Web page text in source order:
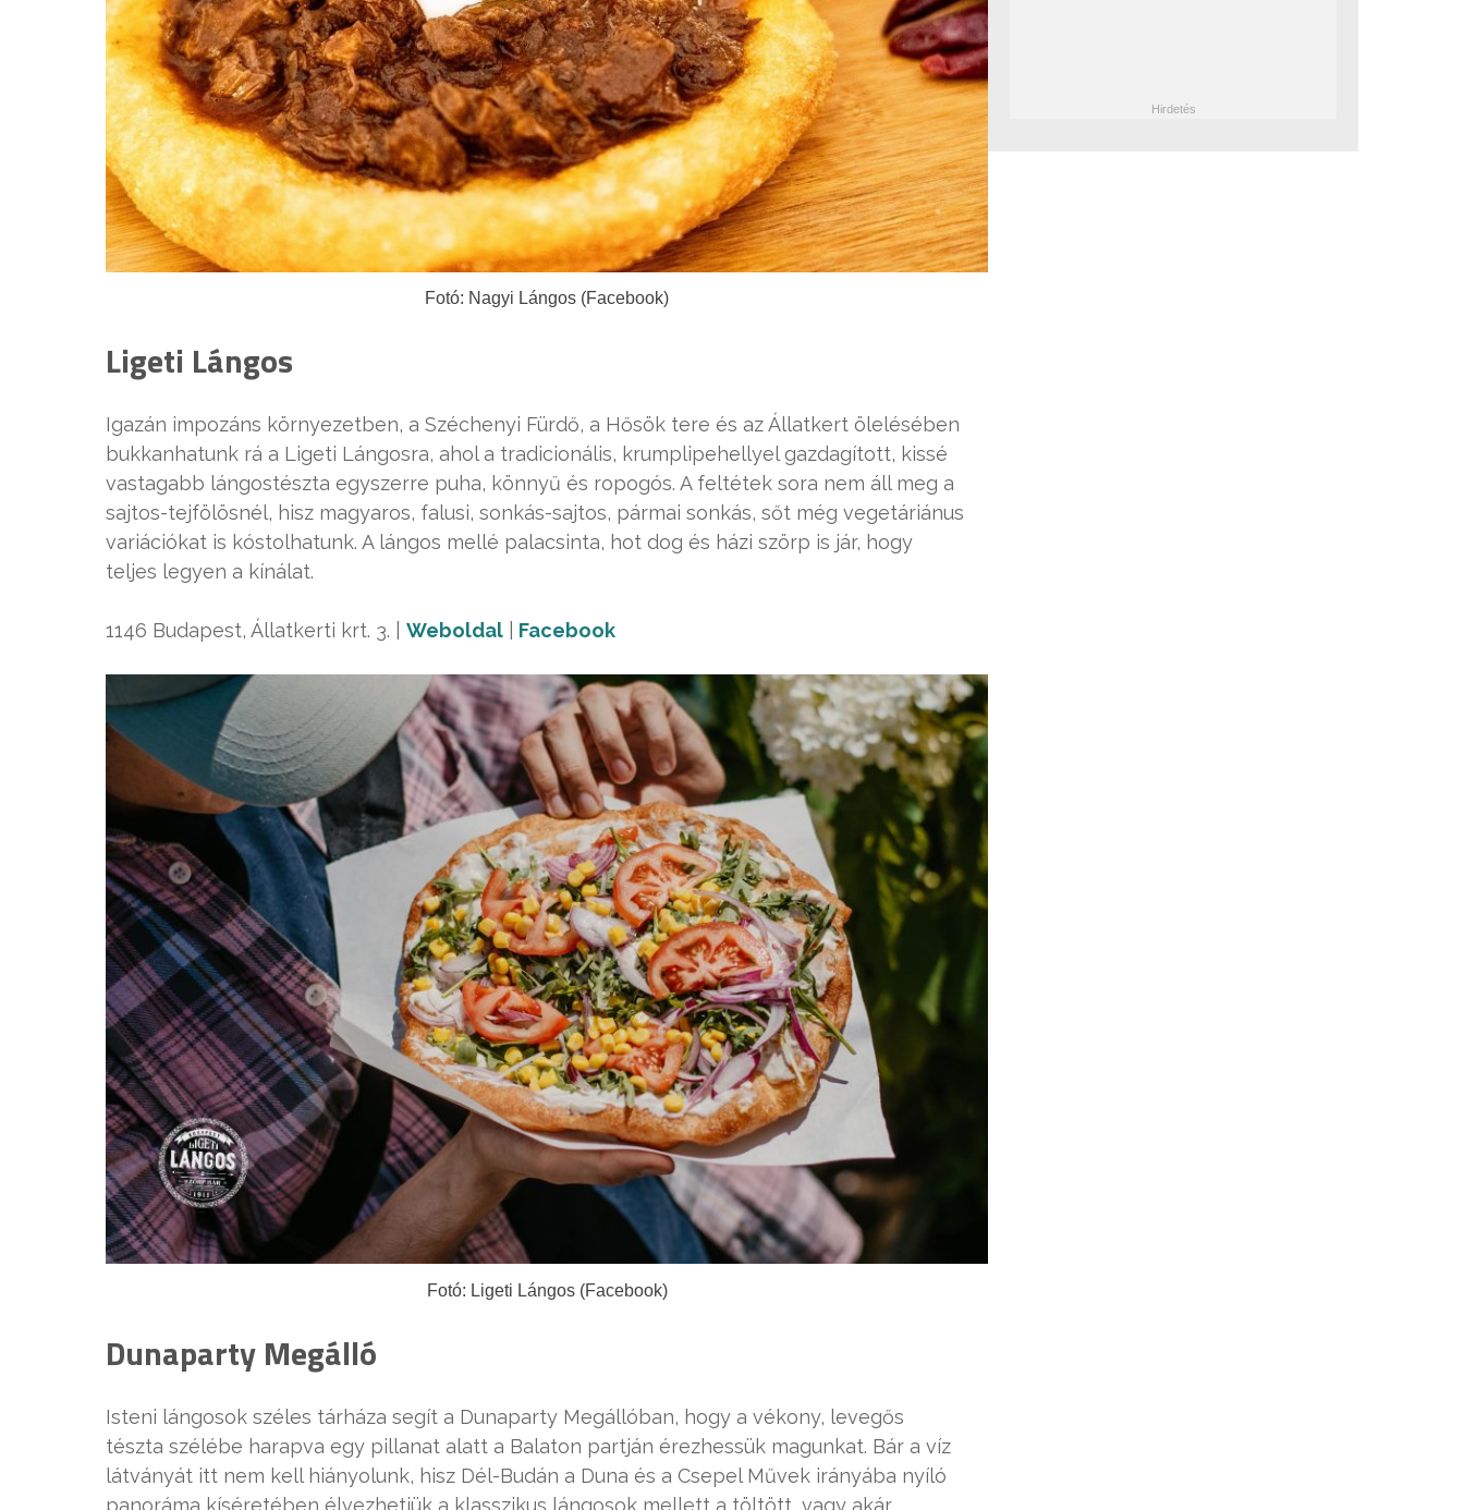
Fotó: Nagyi Lángos (Facebook)
Ligeti Lángos
Igazán impozáns környezetben, a Széchenyi Fürdő, a Hősök tere és az Állatkert ölelésében
bukkanhatunk rá a Ligeti Lángosra, ahol a tradicionális, krumplipehellyel gazdagított, kissé
vastagabb lángostészta egyszerre puha, könnyű és ropogós. A feltétek sora nem áll meg a
sajtos-tejfölösnél, hisz magyaros, falusi, sonkás-sajtos, pármai sonkás, sőt még vegetáriánus
variációkat is kóstolhatunk. A lángos mellé palacsinta, hot dog és házi szörp is jár, hogy
teljes legyen a kínálat.
1146 Budapest, Állatkerti krt. 3. | Weboldal Facebook
Fotó: Ligeti Lángos (Facebook)
Dunaparty Megálló
Isteni lángosok széles tárháza segít a Dunaparty Megállóban, hogy a vékony, levegős
tészta szélébe harapva egy pillanat alatt a Balaton partján érezhessük magunkat. Bár a víz
látványát itt nem kell hiányolunk, hisz Dél-Budán a Duna és a Csepel Művek irányába nyíló
panoráma kíséretében élvezhetjük a klasszikus lángosok mellett a töltött, vagy akár